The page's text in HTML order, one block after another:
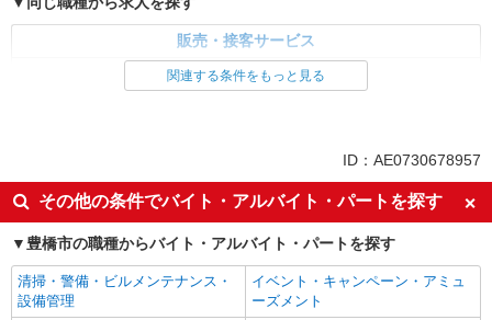
販売・接客サービス
英語が活かせる
ボーナス・賞与あり
日払い
車通勤OK
交通費支給
社会保険あり
社員登用あり
関連する条件をもっと見る
ID：AE0730678957
その他の条件でバイト・アルバイト・パートを探す
豊橋市の職種からバイト・アルバイト・パートを探す
清掃・警備・ビルメンテナンス・
設備管理
イベント・キャンペーン・アミュ
ーズメント